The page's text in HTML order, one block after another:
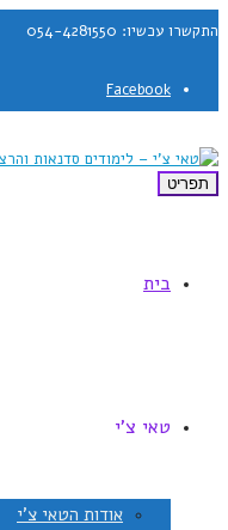
התקשרו עכשיו: 054-4281550
Facebook
תפריט
בית
טאי צ'י
אודות הטאי צ'י